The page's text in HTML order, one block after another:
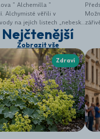
" Alchemilla "
Alchymisté věřili v
na jejích listech „nebeská
a tajemství přírody),
věčné mládí, či
na zlato. Právě oni věnovali
což vedlo nejen k
hlavně k objevení jejích
se spoléhá na
které tato léčivá
jen
Nejčtenější
Zobrazit vše
Zdraví